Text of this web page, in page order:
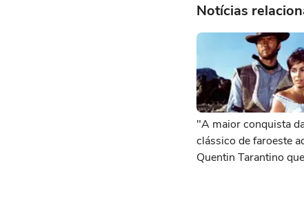
Notícias
"A maior conquista
clássico de faroeste
Quentin Tarantino